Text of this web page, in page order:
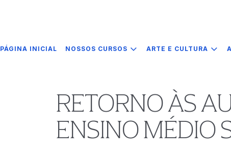
PÁGINA INICIAL NOSSOS CURSOS ARTE E CULTURA
RETORNO ÀS
ENSINO MÉDIO